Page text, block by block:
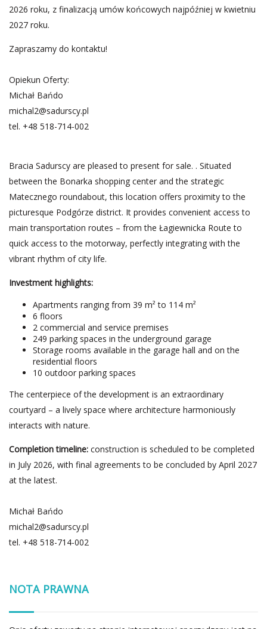
2026 roku, z finalizacją umów końcowych najpóźniej w kwietniu
2027 roku.
Zapraszamy do kontaktu!
Opiekun Oferty:
Michał Bańdo
michal2@sadurscy.pl
tel. +48 518-714-002
Bracia Sadurscy are pleased to present for sale. . Situated
between the Bonarka shopping center and the strategic
Matecznego roundabout, this location offers proximity to the
picturesque Podgórze district. It provides convenient access to
main transportation routes – from the Łagiewnicka Route to
quick access to the motorway, perfectly integrating with the
vibrant rhythm of city life.
Investment highlights:
Apartments ranging from 39 m² to 114 m²
6 floors
2 commercial and service premises
249 parking spaces in the underground garage
Storage rooms available in the garage hall and on the
residential floors
10 outdoor parking spaces
The centerpiece of the development is an extraordinary
courtyard – a lively space where architecture harmoniously
interacts with nature.
Completion timeline: construction is scheduled to be completed
in July 2026, with final agreements to be concluded by April 2027
at the latest.
Michał Bańdo
michal2@sadurscy.pl
tel. +48 518-714-002
NOTA PRAWNA